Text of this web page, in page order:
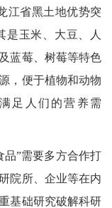
江省黑土地优势突
是玉米、大豆、人
蓝莓、树莓等特色
，便于植物和动物
足人们的营养需
品”需要多方合作打
院所、企业等在内
基础研究破解科研